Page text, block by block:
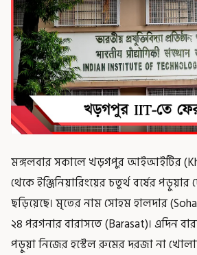
মঙ্গলবার সকালে খড়গপুর আইআইটির
থেকে ইঞ্জিনিয়ারিংয়ের চতুর্থ বর্ষের পড়ুয়ার
ছড়িয়েছে। মৃতের নাম সোহম হালদার
২৪ পরগনার বারাসতে (Barasat)। এদিন
পড়ুয়া নিজের হস্টেল রুমের দরজা না